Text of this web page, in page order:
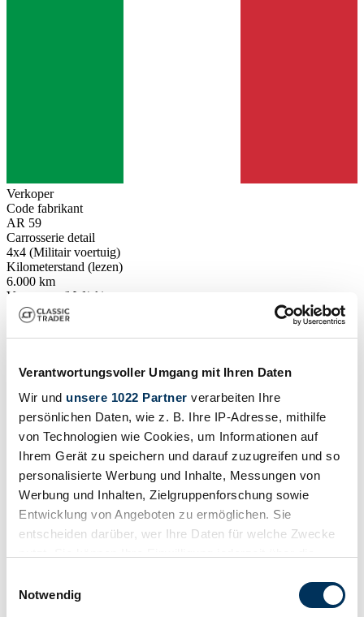
Verantwortungsvoller Umgang mit Ihren Daten
Wir und unsere 1022 Partner verarbeiten Ihre
persönlichen Daten, wie z. B. Ihre IP-Adresse, mithilfe
von Technologien wie Cookies, um Informationen auf
Ihrem Gerät zu speichern und darauf zuzugreifen und so
personalisierte Werbung und Inhalte, Messungen von
Werbung und Inhalten, Zielgruppenforschung sowie
Entwicklung von Angeboten zu ermöglichen. Sie
entscheiden darüber, wer Ihre Daten für welche Zwecke
Trigger Symbol ändern oder widerrufen
Notwendig
Verkoper
Code fabrikant
AR 59
Carrosserie detail
4x4 (Militair voertuig)
Kilometerstand (lezen)
6.000 km
Vermogen (kW/pk)
46 / 63
Verkoper